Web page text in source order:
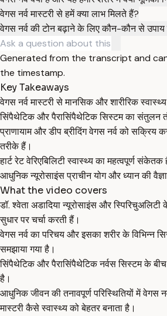
वेगस नर्व मास्टरी से हमें क्या लाभ मिलते हैं?
वेगस नर्व की टोन बढ़ाने के लिए कौन-कौन से उपाय
Generated from the transcript and
the timestamp.
Key Takeaways
वेगस नर्व मास्टरी से मानसिक और शारीरिक स्वास्थ्य
सिंपैथेटिक और पैरासिंपैथेटिक सिस्टम का संतुलन
प्राणायाम और डीप ब्रीदिंग वेगस नर्व को
तरीके हैं।
हार्ट रेट वेरिएबिलिटी स्वास्थ्य का महत्वपूर्ण संकेतक
आधुनिक न्यूरोसाइंस प्राचीन योग और ध्यान की
What the video covers
डॉ. श्वेता अडादिया न्यूरोसाइंस और
सुधार पर चर्चा करती हैं।
वेगस नर्व का परिचय और इसका शरीर के विभिन्न
समझाया गया है।
सिंपैथेटिक और पैरासिंपैथेटिक नर्वस सिस्टम के
है।
आधुनिक जीवन की तनावपूर्ण परिस्थितियों में वेगस
मास्टरी कैसे स्वास्थ्य को बेहतर बनाता है।